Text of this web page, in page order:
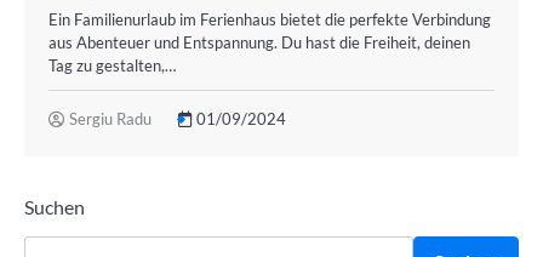
Ein Familienurlaub im Ferienhaus bietet die perfekte Verbindung
aus Abenteuer und Entspannung. Du hast die Freiheit, deinen
Tag zu gestalten,…
Sergiu Radu 01/09/2024
Suchen